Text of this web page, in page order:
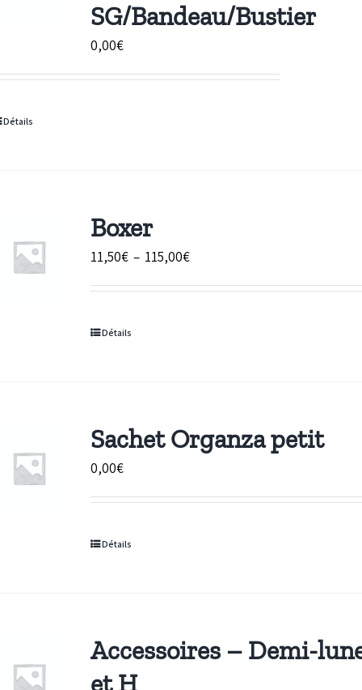
SG/Bandeau/Bustier
0,00€
Détails
Boxer
11,50€ – 115,00€Plage
Détails
Sachet Organza petit
0,00€
Détails
Accessoires – Demi-
et H